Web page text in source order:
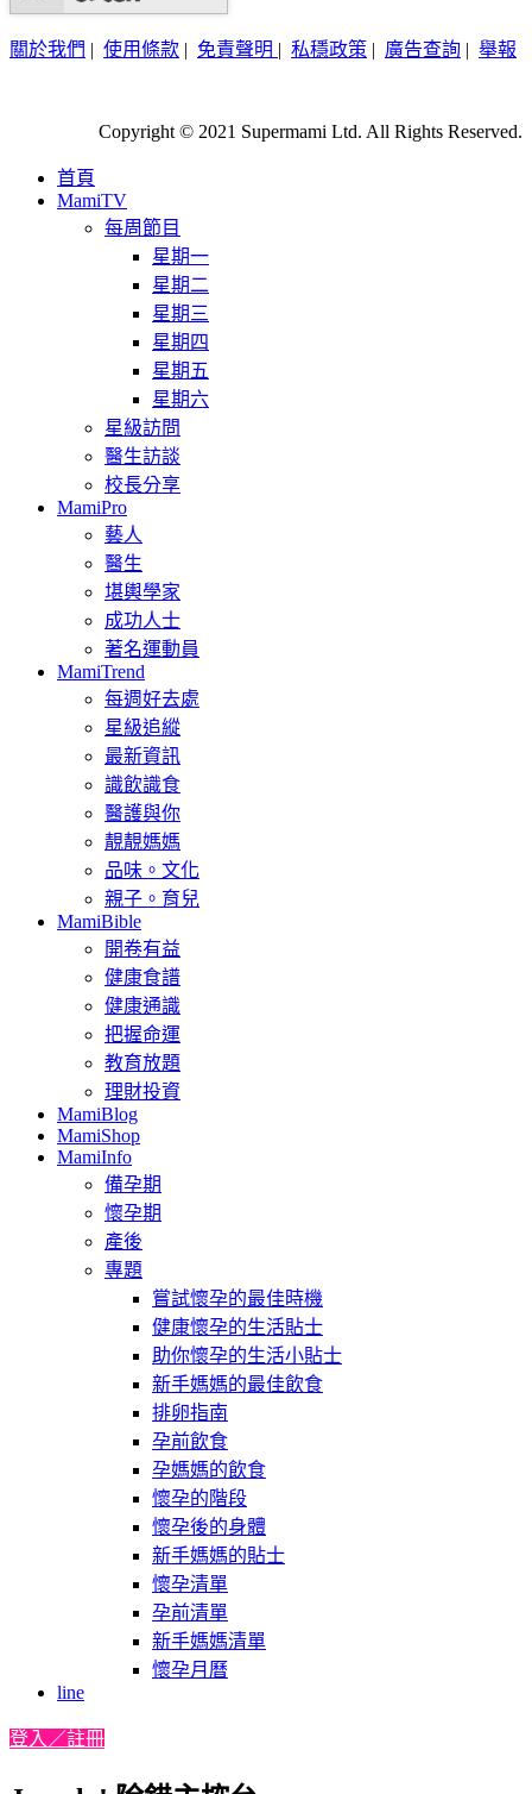
關於我們 | 使用條款 | 免責聲明 | 私穩政策 | 廣告查詢 | 舉報
Copyright © 2021 Supermami Ltd. All Rights Reserved.
首頁
MamiTV
每周節目
星期一
星期二
星期三
星期四
星期五
星期六
星級訪問
醫生訪談
校長分享
MamiPro
藝人
醫生
堪輿學家
成功人士
著名運動員
MamiTrend
每週好去處
星級追縱
最新資訊
識飲識食
醫護與你
靚靚媽媽
品味。文化
親子。育兒
MamiBible
開卷有益
健康食譜
健康通識
把握命運
教育放題
理財投資
MamiBlog
MamiShop
MamiInfo
備孕期
懷孕期
產後
專題
嘗試懷孕的最佳時機
健康懷孕的生活貼士
助你懷孕的生活小貼士
新手媽媽的最佳飲食
排卵指南
孕前飲食
孕媽媽的飲食
懷孕的階段
懷孕後的身體
新手媽媽的貼士
懷孕清單
孕前清單
新手媽媽清單
懷孕月曆
line
登入／註冊